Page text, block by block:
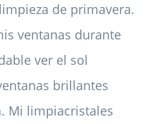
de primavera.
ventanas durante
ver el sol
brillantes
Mi limpiacristales